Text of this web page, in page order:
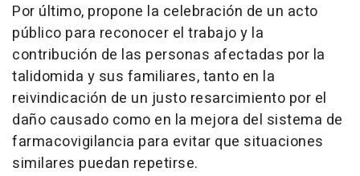
Por último, propone la celebración de un acto
público para reconocer el trabajo y la
contribución de las personas afectadas por la
talidomida y sus familiares, tanto en la
reivindicación de un justo resarcimiento por el
daño causado como en la mejora del sistema de
farmacovigilancia para evitar que situaciones
similares puedan repetirse.